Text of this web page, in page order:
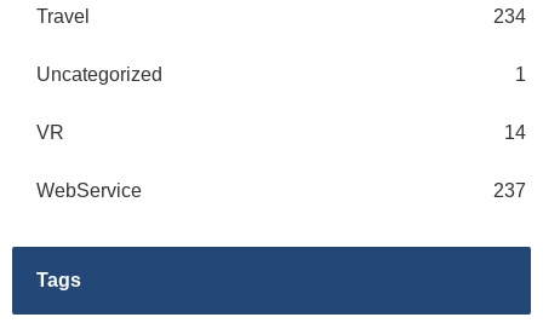
Travel 234
Uncategorized 1
VR 14
WebService 237
Tags